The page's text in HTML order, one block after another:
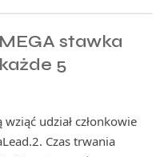
stawka
5
udział członkowie
Czas trwania